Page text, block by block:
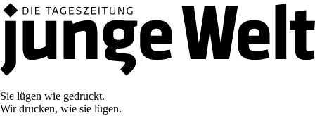
Sie lügen wie gedruckt.
Wir drucken, wie sie lügen.